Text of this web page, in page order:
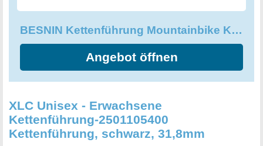
BESNIN Kettenführung Mountainbike Kettenführung MTB
Angebot öffnen
XLC Unisex - Erwachsene
Kettenführung-2501105400
Kettenführung, schwarz, 31,8mm